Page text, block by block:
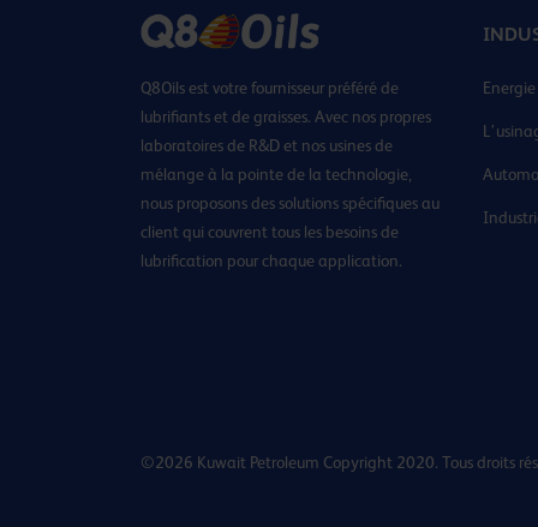
Q8Oils est votre fournisseur préféré de
lubrifiants et de graisses. Avec nos propres
laboratoires de R&D et nos usines de
mélange à la pointe de la technologie,
nous proposons des solutions spécifiques au
client qui couvrent tous les besoins de
lubrification pour chaque application.
Energie
©2026 Kuwait Petroleum Copyright 2020. Tous droits